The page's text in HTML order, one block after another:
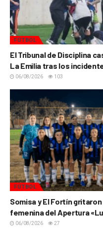
FÚTBOL
El Tribunal de Disciplina
La Emilia tras los
06/08/2026 103
FÚTBOL
Somisa y El Fortín
femenina del Apertura
06/08/2026 27